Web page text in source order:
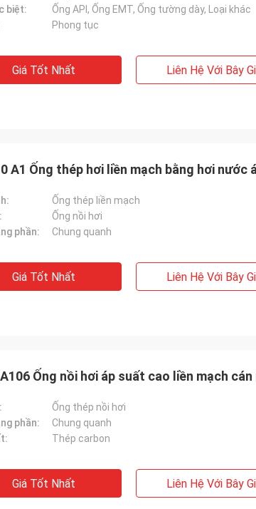
biệt:
Ống API, Ống EMT, Ống tường dày, Loại khác
Phong tục
Giá Tốt Nhất Liên Hệ Với Bây
A1 Ống thép hơi liền mạch bằng hơi nước
Ống thép liền mạch
Ống nồi hơi
phần:
Chung quanh
Giá Tốt Nhất Liên Hệ Với Bây
Ống nồi hơi áp suất cao liền mạch cán
Ống thép nồi hơi
phần:
Chung quanh
Thép carbon
Giá Tốt Nhất Liên Hệ Với Bây